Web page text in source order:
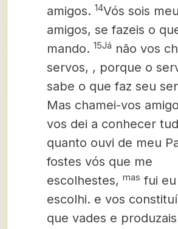
amigos. 14Vós sois
amigos, se fazeis o
mando. 15Já não vos
servos, , porque o
sabe o que faz seu
Mas chamei-vos
vos dei a conhecer
quanto ouvi de meu
fostes vós que me
escolhestes, mas fui
escolhi. e vos
que vades e